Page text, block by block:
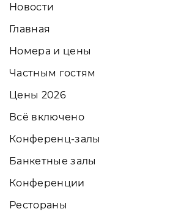
Новости
Главная
Номера и цены
Частным гостям
Цены 2026
Всё включено
Конференц-залы
Банкетные залы
Конференции
Рестораны